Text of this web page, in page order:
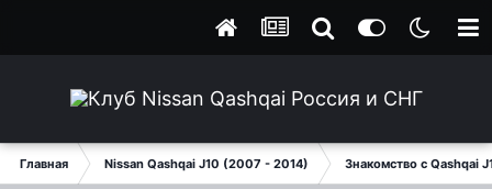
Главная Nissan Qashqai J10 (2007 - 2014) Знакомство с Qashqai